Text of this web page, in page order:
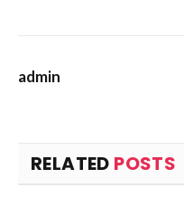
admin
RELATED POSTS